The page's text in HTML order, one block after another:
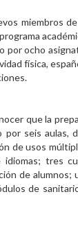
miembros
por ocho
física,
que la
por seis aulas,
de usos
idiomas; tres
de alumnos;
de